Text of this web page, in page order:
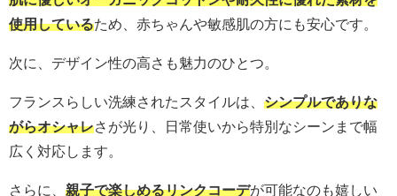
使用しているため、赤ちゃんや敏感肌の方にも安心です。
次に、デザイン性の高さも魅力のひとつ。
フランスらしい洗練されたスタイルは、 シンプルでありな
がらオシャレさが光り、日常使いから特別なシーンまで幅
広く対応します。
さらに、 親子で楽しめるリンクコーデが可能なのも嬉しい